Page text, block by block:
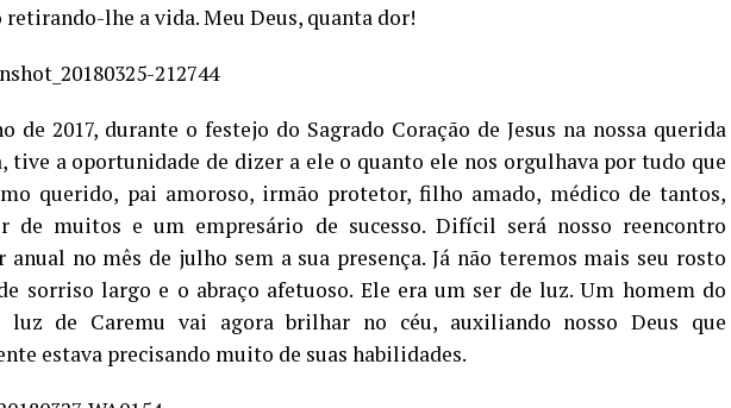
retirando-lhe a vida. Meu Deus, quanta dor!
de 2017, durante o festejo do Sagrado Coração de Jesus na nossa querida
tive a oportunidade de dizer a ele o quanto ele nos orgulhava por tudo que
querido, pai amoroso, irmão protetor, filho amado, médico de tantos,
de muitos e um empresário de sucesso. Difícil será nosso reencontro
no mês de julho sem a sua presença. Já não teremos mais seu rosto
sorriso largo e o abraço afetuoso. Ele era um ser de luz. Um homem do
luz de Caremu vai agora brilhar no céu, auxiliando nosso Deus que
estava precisando muito de suas habilidades.